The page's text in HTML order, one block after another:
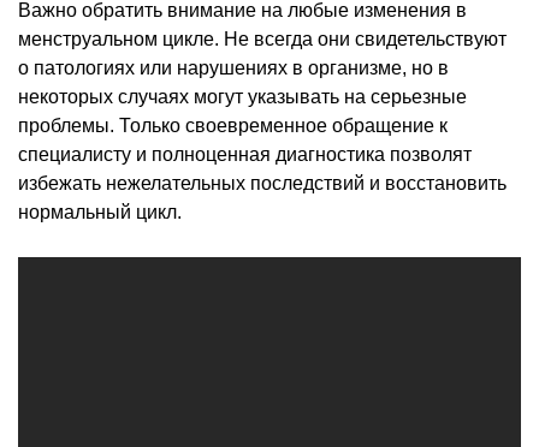
Важно обратить внимание на любые изменения в
менструальном цикле. Не всегда они свидетельствуют
о патологиях или нарушениях в организме, но в
некоторых случаях могут указывать на серьезные
проблемы. Только своевременное обращение к
специалисту и полноценная диагностика позволят
избежать нежелательных последствий и восстановить
нормальный цикл.